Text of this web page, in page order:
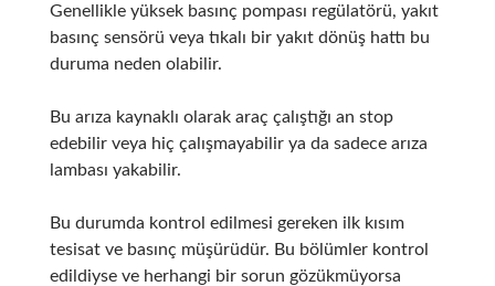
Genellikle yüksek basınç pompası regülatörü, yakıt
basınç sensörü veya tıkalı bir yakıt dönüş hattı bu
duruma neden olabilir.
Bu arıza kaynaklı olarak araç çalıştığı an stop
edebilir veya hiç çalışmayabilir ya da sadece arıza
lambası yakabilir.
Bu durumda kontrol edilmesi gereken ilk kısım
tesisat ve basınç müşürüdür. Bu bölümler kontrol
edildiyse ve herhangi bir sorun gözükmüyorsa